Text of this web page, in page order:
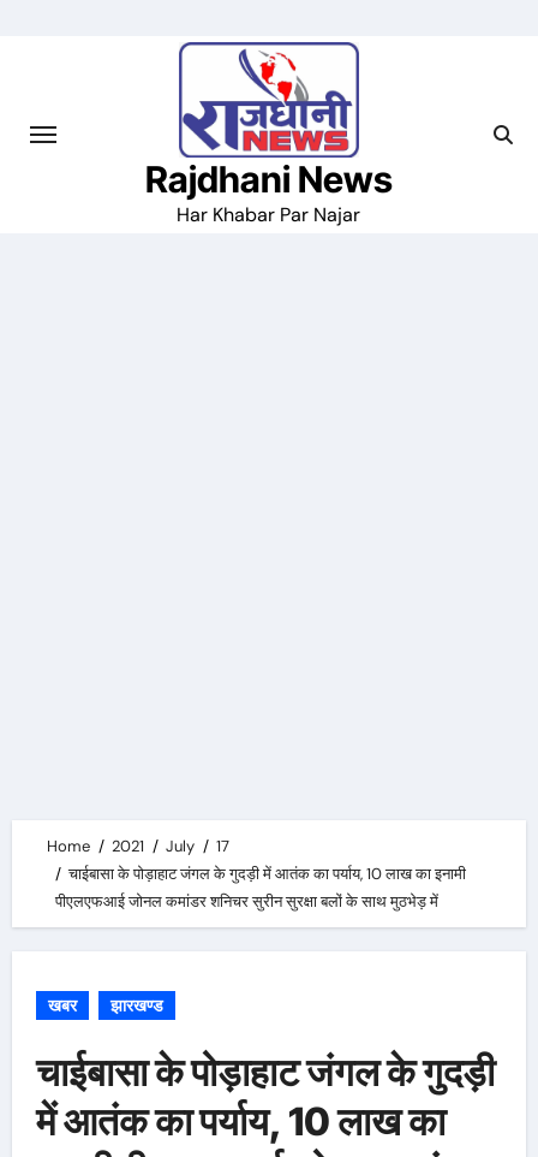
Rajdhani News
Har Khabar Par Najar
Home 2021 July
17
चाईबासा के पोड़ाहाट जंगल के गुदड़ी में आतंक का पर्याय, 10 लाख का इनामी
पीएलएफआई जोनल कमांडर शनिचर सुरीन सुरक्षा बलों के साथ मुठभेड़ में
खबर झारखण्ड
चाईबासा के पोड़ाहाट जंगल के गुदड़ी
में आतंक का पर्याय, 10 लाख का